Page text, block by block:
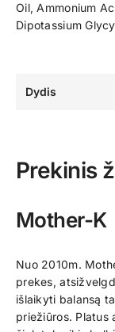
Oil, Ammonium
Dipotassium
Dydis
Prekinis
Mother-K
Nuo 2010m.
prekes,
išlaikyti balansą
priežiūros. Platus